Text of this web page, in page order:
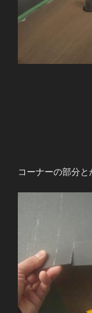
コーナーの部分